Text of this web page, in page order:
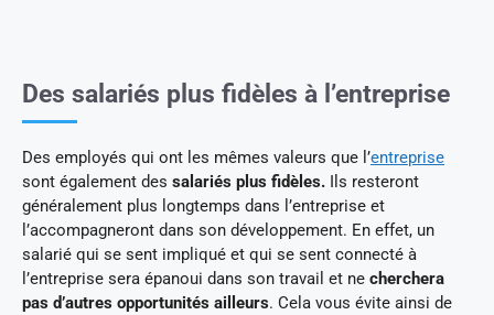
Des salariés plus fidèles à l’entreprise
Des employés qui ont les mêmes valeurs que l’entreprise
sont également des salariés plus fidèles. Ils resteront
généralement plus longtemps dans l’entreprise et
l’accompagneront dans son développement. En effet, un
salarié qui se sent impliqué et qui se sent connecté à
l’entreprise sera épanoui dans son travail et ne cherchera
pas d’autres opportunités ailleurs. Cela vous évite ainsi de